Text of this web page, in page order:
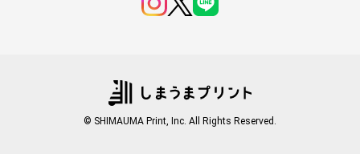
© SHIMAUMA Print, Inc. All Rights Reserved.